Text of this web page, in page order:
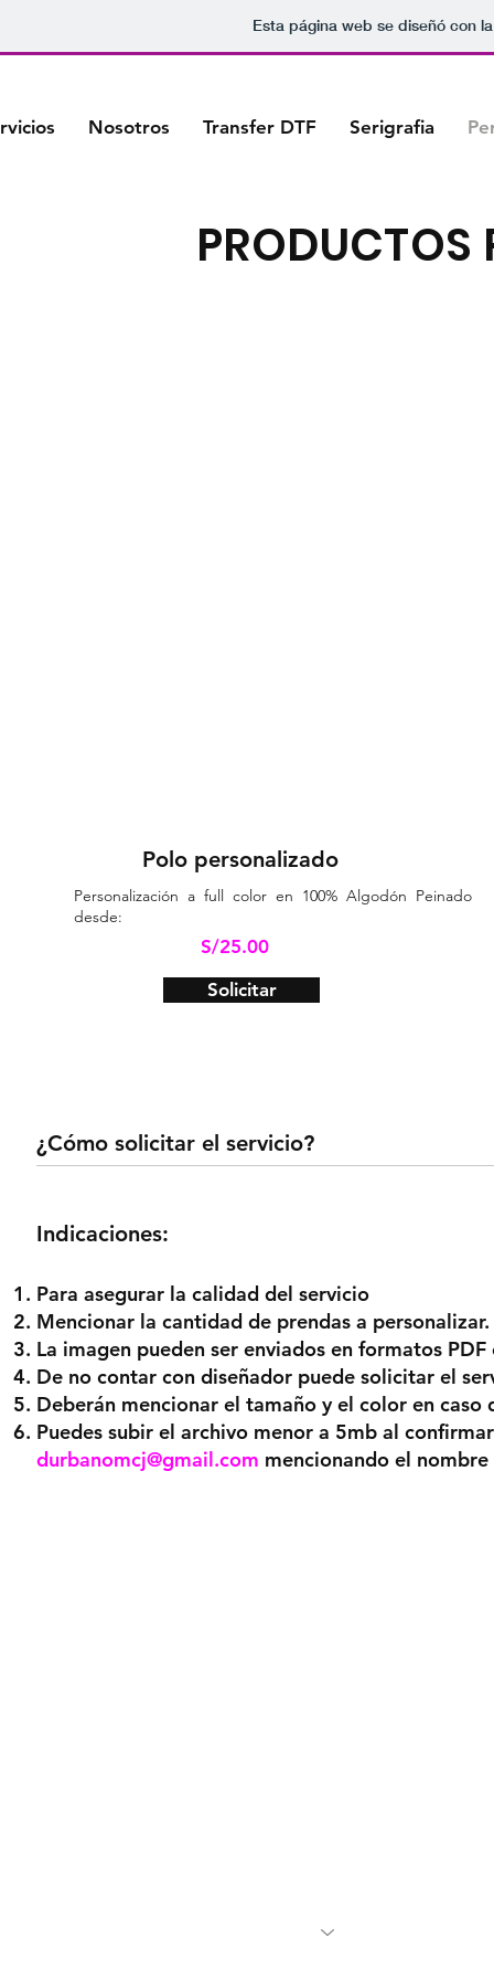
Esta página web se diseñó con
Nosotros Transfer DTF Serigrafia
PRODUCTOS
Polo personalizado
Personalización a full color en 100% Algodón Peinado
desde:
S/25.00
Solicitar
¿Cómo solicitar el servicio?
Indicaciones:
Para asegurar la calidad del servicio
Mencionar la cantidad de prendas a personalizar.
La imagen pueden ser enviados en formatos PDF
De no contar con diseñador puede solicitar el
Deberán mencionar el tamaño y el color en
Puedes subir el archivo menor a 5mb al
durbanomcj@gmail.com mencionando el